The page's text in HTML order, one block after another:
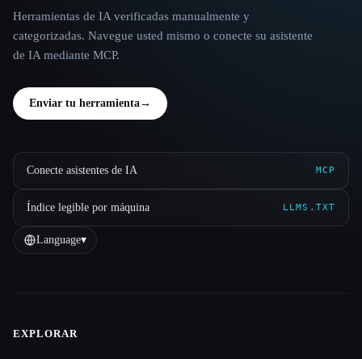
Herramientas de IA verificadas manualmente y
categorizadas. Navegue usted mismo o conecte su asistente
de IA mediante MCP.
Enviar tu herramienta→
Conecte asistentes de IA MCP
Índice legible por máquina LLMS.TXT
Language▾
Site navigation
EXPLORAR